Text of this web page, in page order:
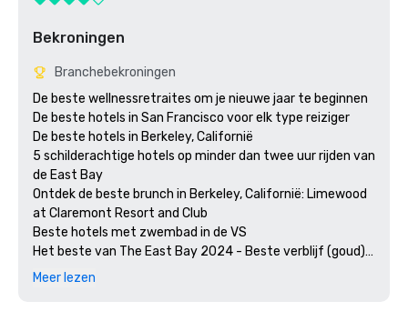
Bekroningen
Branchebekroningen
De beste wellnessretraites om je nieuwe jaar te beginnen
De beste hotels in San Francisco voor elk type reiziger
De beste hotels in Berkeley, Californië
5 schilderachtige hotels op minder dan twee uur rijden van
de East Bay
Ontdek de beste brunch in Berkeley, Californië: Limewood
at Claremont Resort and Club
Beste hotels met zwembad in de VS
Het beste van The East Bay 2024 - Beste verblijf (goud)
Het beste van de East Bay 2024 - Beste locatie voor
Meer lezen